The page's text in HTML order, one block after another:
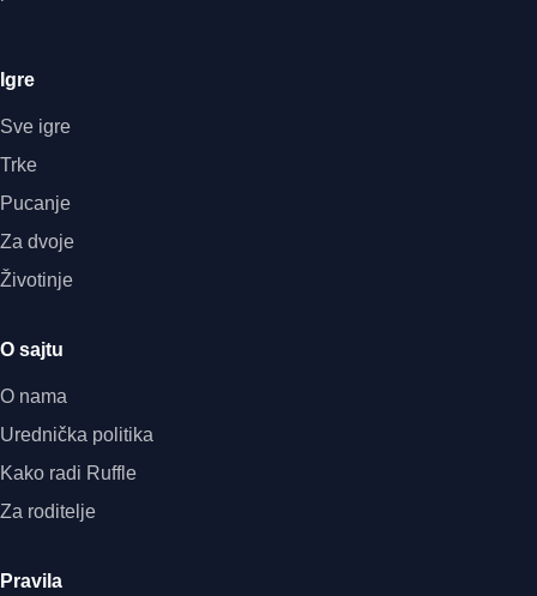
Igre
Sve igre
Trke
Pucanje
Za dvoje
Životinje
O sajtu
O nama
Urednička politika
Kako radi Ruffle
Za roditelje
Pravila